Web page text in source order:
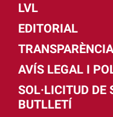
LVL
EDITORIAL
TRANSPARÈNCIA
AVÍS LEGAL I
SOL·LICITUD DE
BUTLLETÍ